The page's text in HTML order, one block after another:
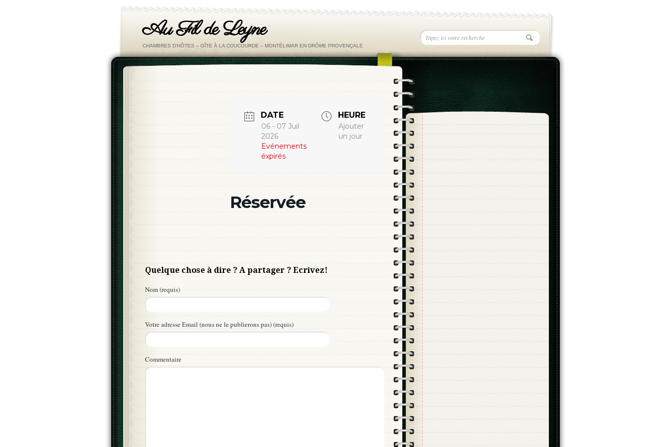
Au Fil de Leyne
CHAMBRES D'HÔTES – GÎTE À LA COUCOURDE – MONTÉLIMAR EN DRÔME PROVENÇALE
DATE
06 - 07 Juil
2026
Evénements
éxpirés
HEURE
Ajouter
un jour
Réservée
Quelque chose à dire ? A partager ? Ecrivez!
Nom (requis)
Votre adresse Email (nous ne le publierons pas) (requis)
Commentaire